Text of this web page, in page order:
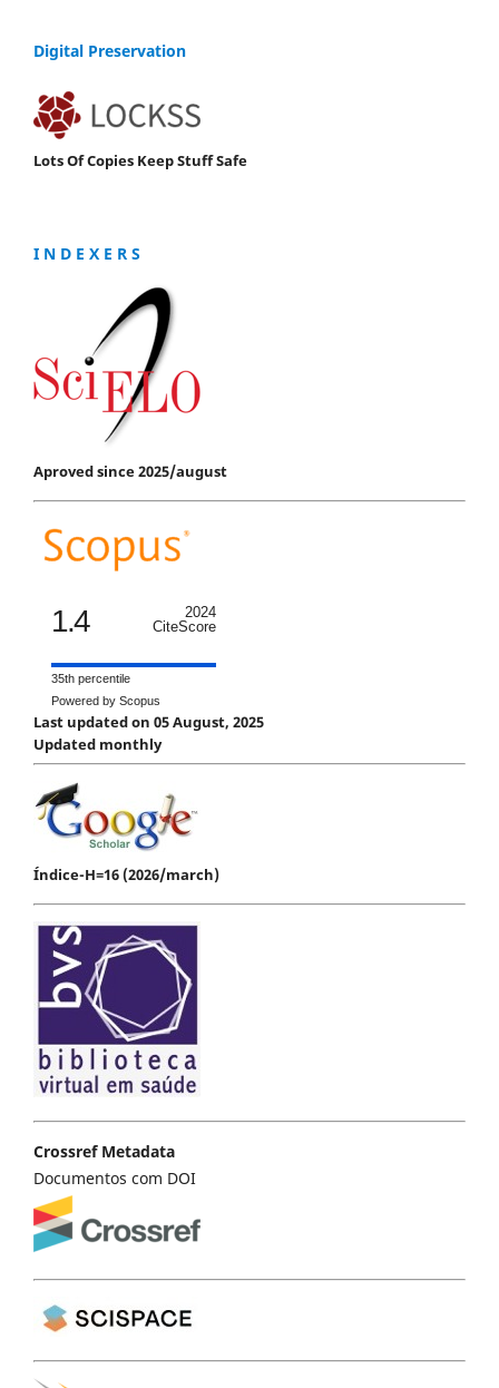
Digital Preservation
Lots Of Copies Keep Stuff Safe
I N D E X E R S
Aproved since 2025/august
1.4
2024
CiteScore
35th percentile
Powered by Scopus
Last updated on 05 August, 2025
Updated monthly
Índice-H=16 (2026/march)
Crossref Metadata
Documentos com DOI